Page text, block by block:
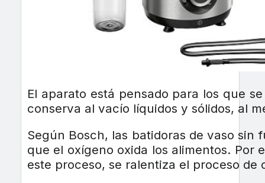
El aparato está pensado para los que
conserva al vacío líquidos y sólidos, al
Según Bosch, las batidoras de vaso
que el oxígeno oxida los alimentos. Por
este proceso, se ralentiza el proceso